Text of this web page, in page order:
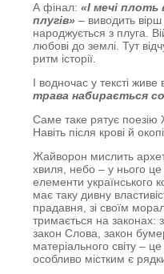
А фінал: «І мечі плоть
плугів» – виводить
народжується з плуга.
любові до землі. Тут
ритм історії.
І водночас у тексті
трава набирається
Саме таке рятує поезію
Навіть після крові й
Жайворон мислить
хвиля, небо – у нього
елементи українського
має таку дивну
прадавня, зі своїм
тримається на законах:
закон Слова, закон
матеріального світу –
особливо містким є